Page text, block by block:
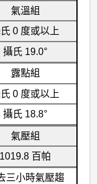
氣溫組
0 度或以上
攝氏 19.0°
露點組
0 度或以上
攝氏 18.8°
氣壓組
1019.8 百帕
三小時氣壓趨